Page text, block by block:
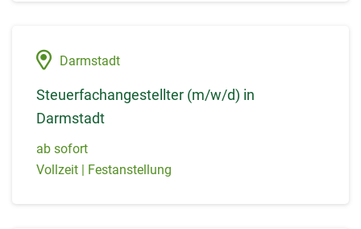
Darmstadt
Steuerfachangestellter (m/w/d) in
Darmstadt
ab sofort
Vollzeit | Festanstellung